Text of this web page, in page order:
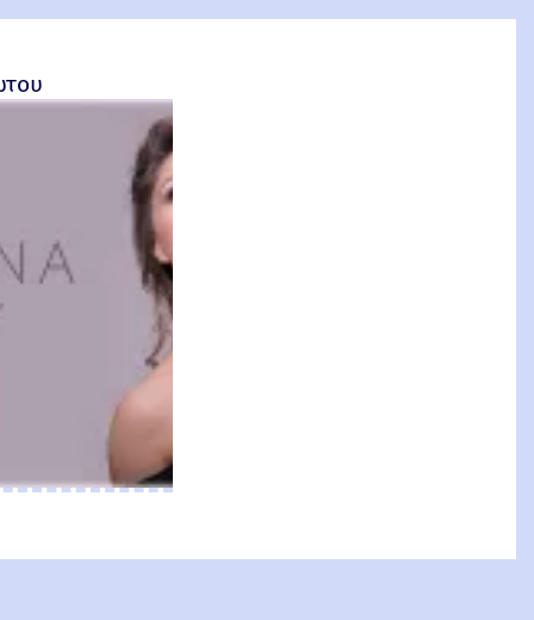
Φακιολάς, Ομότιμος Καθηγητής ΕΜΠ